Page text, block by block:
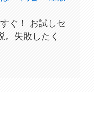
ぐ！ お試しセ
。失敗したく